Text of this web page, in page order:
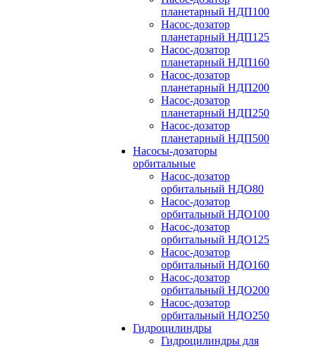
планетарный НДП100
Насос-дозатор
планетарный НДП125
Насос-дозатор
планетарный НДП160
Насос-дозатор
планетарный НДП200
Насос-дозатор
планетарный НДП250
Насос-дозатор
планетарный НДП500
Насосы-дозаторы
орбитальные
Насос-дозатор
орбитальный НДО80
Насос-дозатор
орбитальный НДО100
Насос-дозатор
орбитальный НДО125
Насос-дозатор
орбитальный НДО160
Насос-дозатор
орбитальный НДО200
Насос-дозатор
орбитальный НДО250
Гидроцилиндры
Гидроцилиндры для